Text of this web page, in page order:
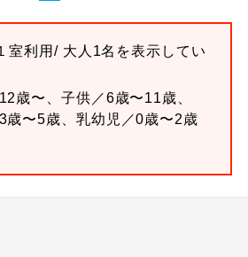
室利用/ 大人1名を表示してい
歳〜、子供／6歳〜11歳、
歳〜5歳、乳幼児／0歳〜2歳